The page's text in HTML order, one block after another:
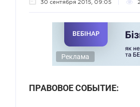
30 сентября 2015, 09:05
Реклама
ПРАВОВОЕ СОБЫТИЕ: